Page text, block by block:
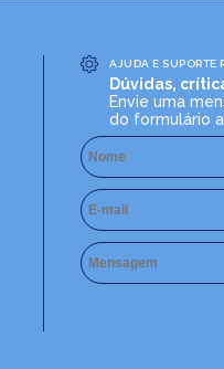
AJUDA E SUPORTE
Dúvidas,
Envie uma
do formulário